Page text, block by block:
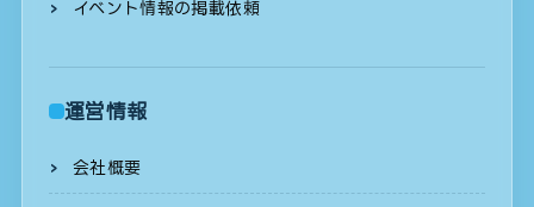
イベント情報の掲載依頼
運営情報
会社概要